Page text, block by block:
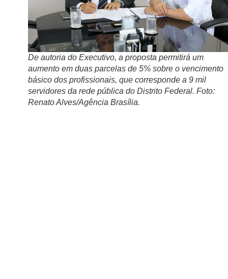
De autoria do Executivo, a proposta permitirá um
aumento em duas parcelas de 5% sobre o vencimento
básico dos profissionais, que corresponde a 9 mil
servidores da rede pública do Distrito Federal. Foto:
Renato Alves/Agência Brasília.